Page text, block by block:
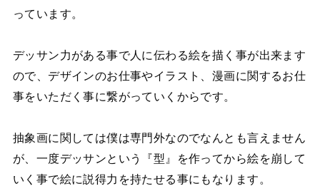
っています。
デッサン力がある事で人に伝わる絵を描く事が出来ます
ので、デザインのお仕事やイラスト、漫画に関するお仕
事をいただく事に繋がっていくからです。
抽象画に関しては僕は専門外なのでなんとも言えません
が、一度デッサンという『型』を作ってから絵を崩して
いく事で絵に説得力を持たせる事にもなります。